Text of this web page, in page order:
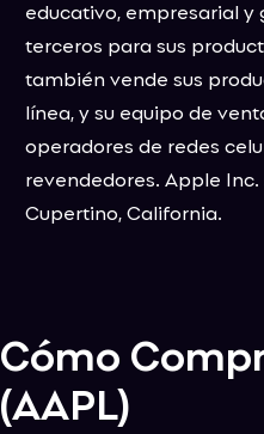
educativo, empresarial
terceros para sus
también vende sus
línea, y su equipo de
operadores de redes
revendedores. Apple
Cupertino, California.
Cómo
(AAPL)